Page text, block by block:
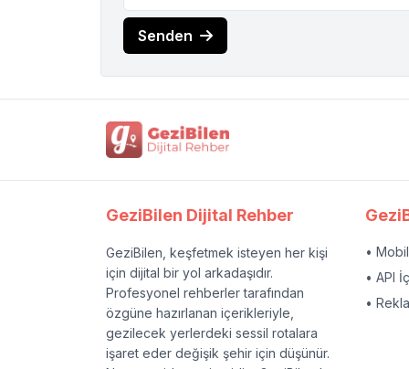
Senden
GeziBilen Dijital Rehber
GeziBilen, keşfetmek isteyen her kişi
için dijital bir yol arkadaşıdır.
Profesyonel rehberler tarafından
özgüne hazırlanan içerikleriyle,
gezilecek yerlerdeki sessil rotalara
işaret eder değişik şehir için düşünür.
•
• API
•